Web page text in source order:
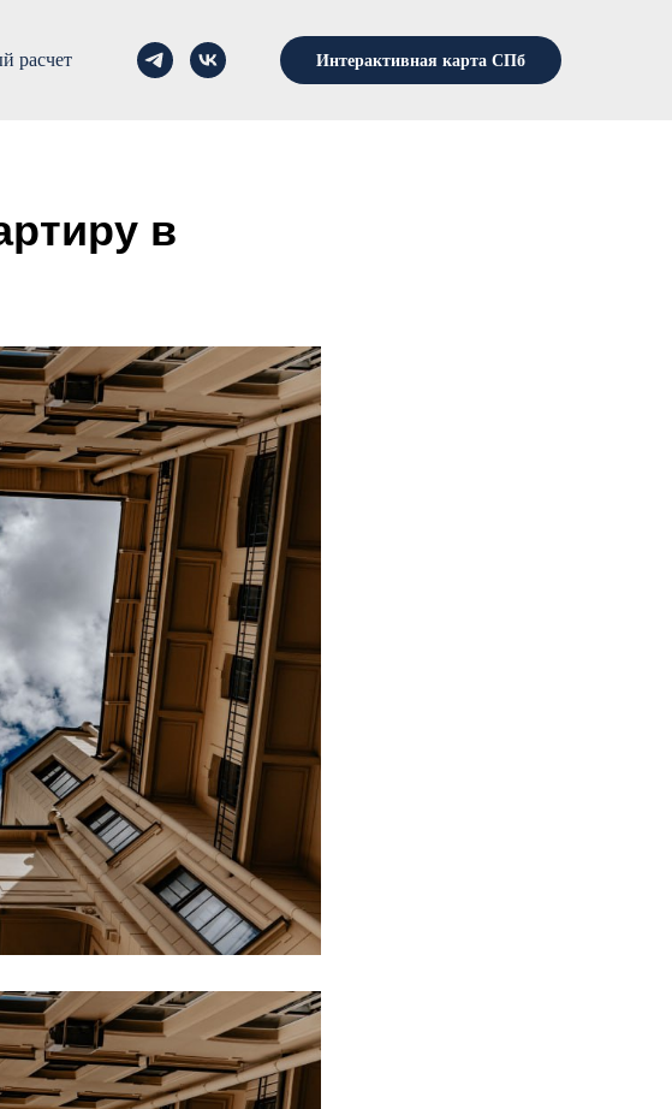
расчет Интерактивная карта СПб
в